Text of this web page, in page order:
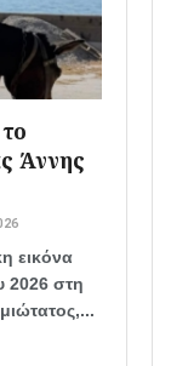
Άννης
εικόνα
2026 στη